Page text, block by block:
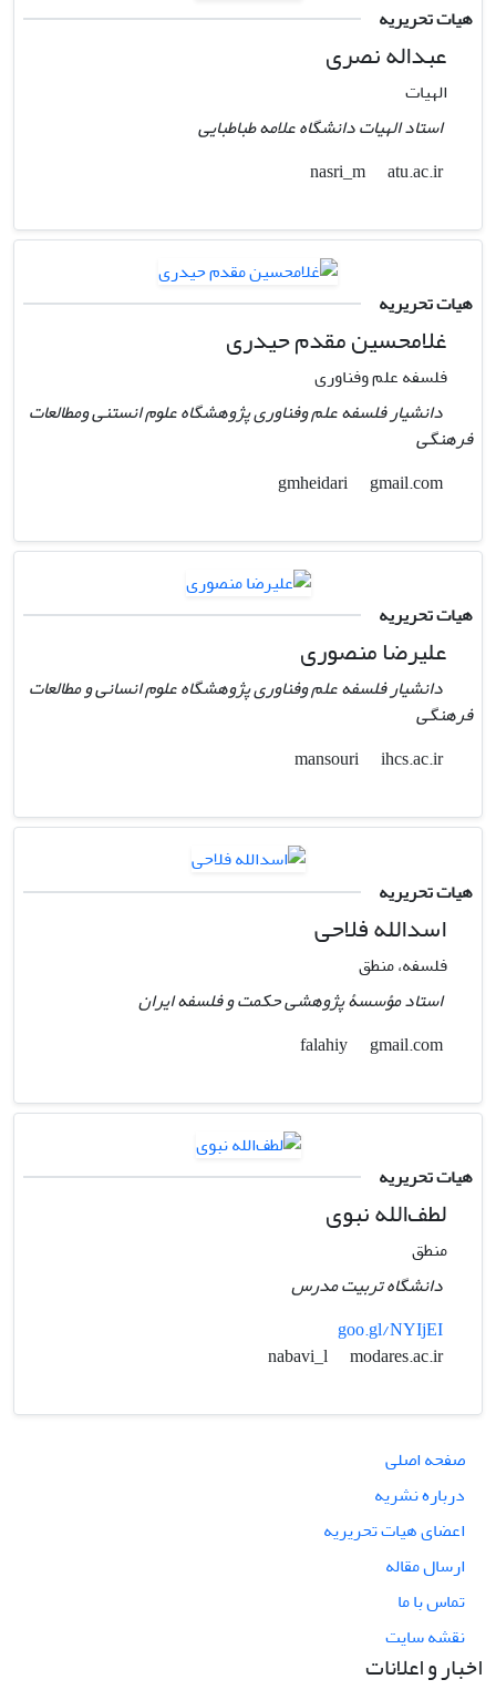
هیات تحریریه
عبداله نصری
الهیات
استاد الهیات دانشگاه علامه طباطبایی
nasri_m
atu.ac.ir
هیات تحریریه
غلامحسین مقدم حیدری
فلسفه علم وفناوری
دانشیار فلسفه علم وفناوری پژوهشگاه علوم انستنی ومطالعات
فرهنگی
gmail.com
هیات تحریریه
علیرضا منصوری
دانشیار فلسفه علم وفناوری پژوهشگاه علوم انسانی و مطالعات
فرهنگی
mansouri
ihcs.ac.ir
هیات تحریریه
اسدالله فلاحی
فلسفه، منطق
استاد مؤسسۀ پژوهشی حکمت و فلسفه ایران
gmail.com
هیات تحریریه
لطف‌الله نبوی
منطق
دانشگاه تربیت مدرس
goo.gl/NYIjEI
nabavi_l
modares.ac.ir
صفحه اصلی
درباره نشریه
اعضای هیات تحریریه
ارسال مقاله
تماس با ما
نقشه سایت
اخبار و اعلانات